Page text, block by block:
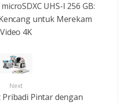
UHS-I 256 GB:
untuk Merekam
Video 4K
Next
Pribadi Pintar dengan